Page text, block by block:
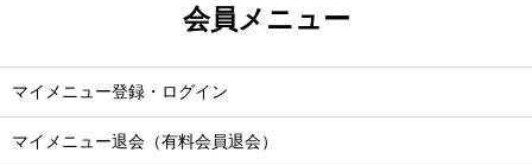
会員メニュー
マイメニュー登録・ログイン
マイメニュー退会（有料会員退会）